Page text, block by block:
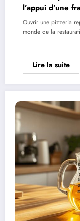
l’appui d’une
Ouvrir une pizzeria
monde de la
Lire la suite